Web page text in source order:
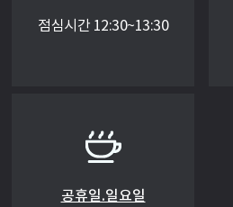
점심시간 12:30~13:30
공휴일.일요일